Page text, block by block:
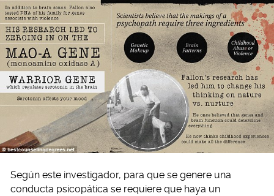
Según este investigador, para que se genere una
conducta psicopática se requiere que haya un